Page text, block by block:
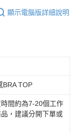
顯示電腦版詳細說明
BRA TOP
間約為7-20個工作
，建議分開下單或